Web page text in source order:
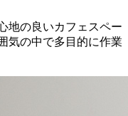
地の良いカフェスペー
気の中で多目的に作業